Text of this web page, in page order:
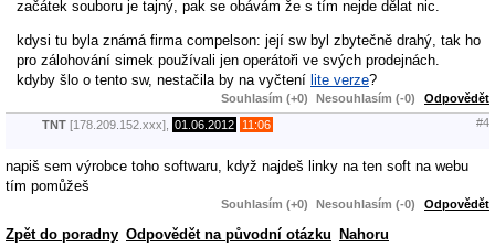
začátek souboru je tajný, pak se obávám že s tím nejde dělat nic.
kdysi tu byla známá firma compelson: její sw byl zbytečně drahý, tak ho
pro zálohování simek používali jen operátoři ve svých prodejnách.
kdyby šlo o tento sw, nestačila by na vyčtení lite verze?
Souhlasím (+0) Nesouhlasím (-0) Odpovědět
TNT [178.209.152.xxx], 01.06.2012 11:06 #4
napiš sem výrobce toho softwaru, když najdeš linky na ten soft na webu
tím pomůžeš
Souhlasím (+0) Nesouhlasím (-0) Odpovědět
Zpět do poradny Odpovědět na původní otázku Nahoru